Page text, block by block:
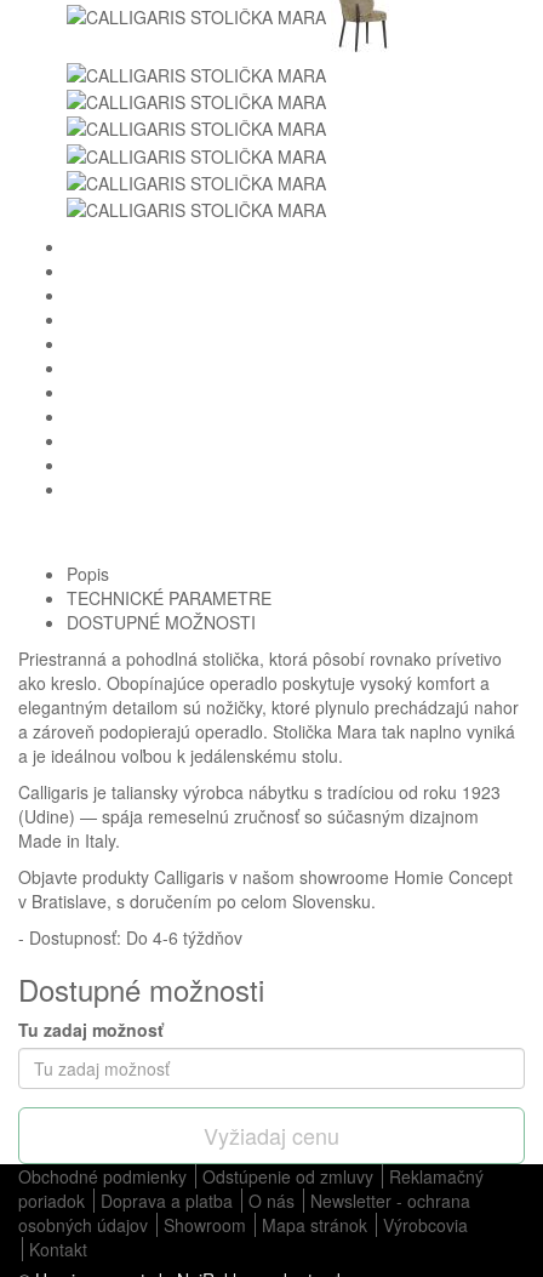
Popis
TECHNICKÉ PARAMETRE
DOSTUPNÉ MOŽNOSTI
Priestranná a pohodlná stolička, ktorá pôsobí rovnako prívetivo
ako kreslo. Obopínajúce operadlo poskytuje vysoký komfort a
elegantným detailom sú nožičky, ktoré plynulo prechádzajú nahor
a zároveň podopierajú operadlo. Stolička Mara tak naplno vyniká
a je ideálnou voľbou k jedálenskému stolu.
Calligaris je taliansky výrobca nábytku s tradíciou od roku 1923
(Udine) — spája remeselnú zručnosť so súčasným dizajnom
Made in Italy.
Objavte produkty Calligaris v našom showroome Homie Concept
v Bratislave, s doručením po celom Slovensku.
- Dostupnosť: Do 4-6 týždňov
Dostupné možnosti
Tu zadaj možnosť
Vyžiadaj cenu
Obchodné podmienky Odstúpenie od zmluvy
Reklamačný
poriadok
Doprava a platba O nás
Newsletter - ochrana
osobných údajov
Showroom Mapa stránok
Výrobcovia
Kontakt
Homie Asistent